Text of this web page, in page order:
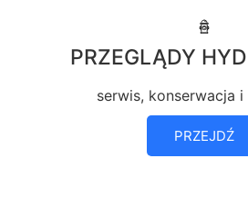
PRZEGLĄDY
serwis, konserwacja i
PRZEJDŹ